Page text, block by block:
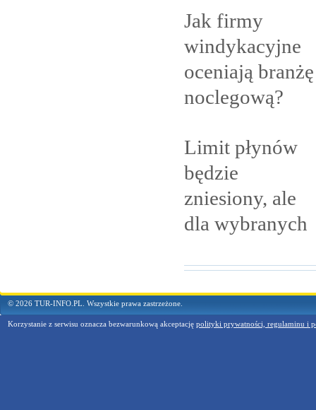
Jak firmy
windykacyjne
oceniają branżę
noclegową?
Limit płynów
będzie
zniesiony, ale
dla wybranych
© 2026 TUR-INFO.PL. Wszystkie prawa zastrzeżone.
Korzystanie z serwisu oznacza bezwarunkową akceptację polityki prywatności, regulaminu i